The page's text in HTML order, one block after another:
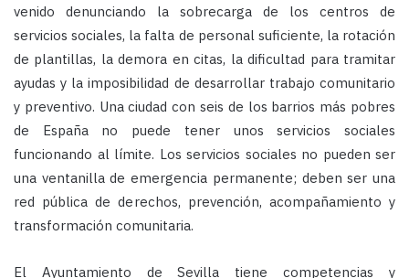
venido denunciando la sobrecarga de los centros de
servicios sociales, la falta de personal suficiente, la rotación
de plantillas, la demora en citas, la dificultad para tramitar
ayudas y la imposibilidad de desarrollar trabajo comunitario
y preventivo. Una ciudad con seis de los barrios más pobres
de España no puede tener unos servicios sociales
funcionando al límite. Los servicios sociales no pueden ser
una ventanilla de emergencia permanente; deben ser una
red pública de derechos, prevención, acompañamiento y
transformación comunitaria.
El Ayuntamiento de Sevilla tiene competencias y